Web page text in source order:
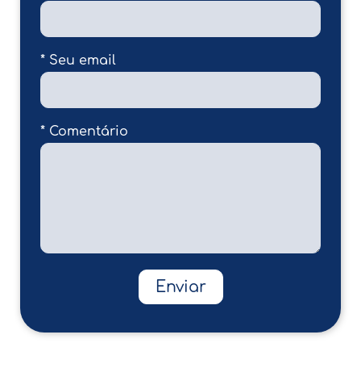
* Seu email
* Comentário
Enviar